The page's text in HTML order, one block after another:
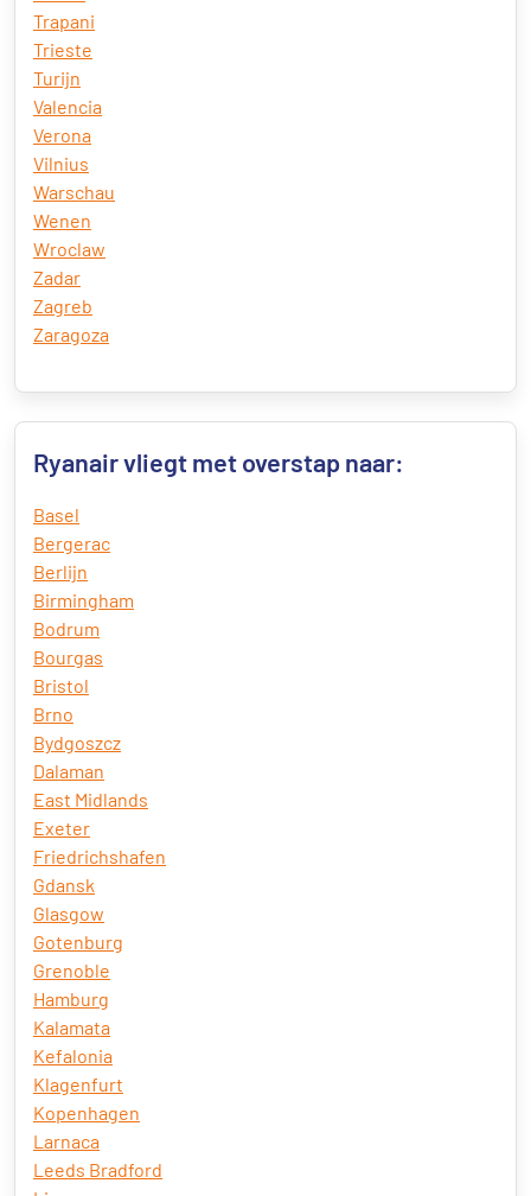
Trapani
Trieste
Turijn
Valencia
Verona
Vilnius
Warschau
Wenen
Wroclaw
Zadar
Zagreb
Zaragoza
Ryanair vliegt met overstap naar:
Basel
Bergerac
Berlijn
Birmingham
Bodrum
Bourgas
Bristol
Brno
Bydgoszcz
Dalaman
East Midlands
Exeter
Friedrichshafen
Gdansk
Glasgow
Gotenburg
Grenoble
Hamburg
Kalamata
Kefalonia
Klagenfurt
Kopenhagen
Larnaca
Leeds Bradford